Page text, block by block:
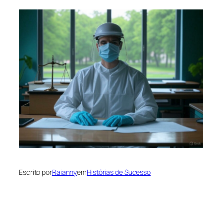
Escrito porRaiannyemHistórias de Sucesso